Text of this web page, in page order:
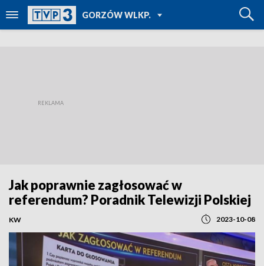
GORZÓW WLKP.
TVP REGIONY
Jak poprawnie zagłosować w
referendum? Poradnik Telewizji Polskiej
KW 2023-10-08